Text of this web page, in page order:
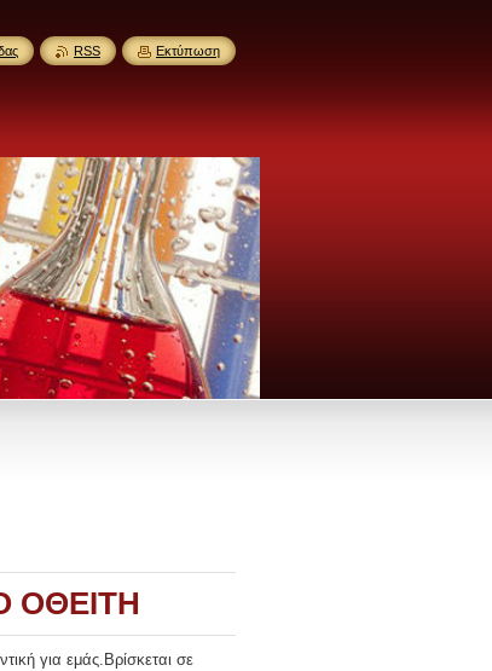
ΟΘΕΙΤΗ
για εμάς.Βρίσκεται σε
RSS Εκτύπωση